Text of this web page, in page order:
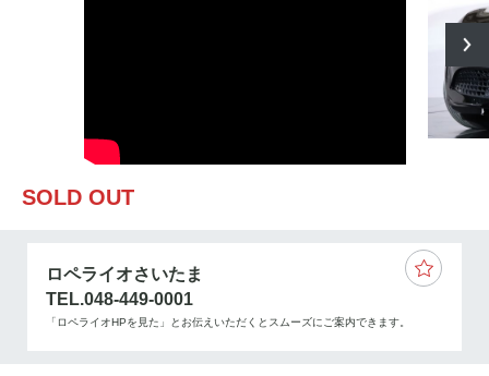
SOLD OUT
ロペライオさいたま
TEL.048-449-0001
「ロペライオHPを見た」とお伝えいただくとスムーズにご案内できます。